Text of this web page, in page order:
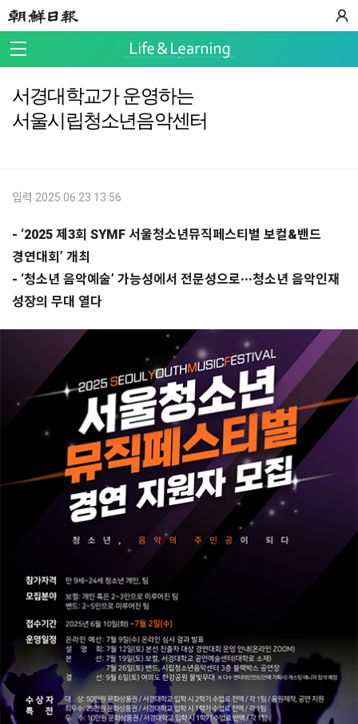
서경대학교가 운영하는
서울시립청소년음악센터
입력 2025.06.23 13:56
- ‘2025 제3회 SYMF 서울청소년뮤직페스티벌 보컬&밴드
경연대회’ 개최
- ‘청소년 음악예술’ 가능성에서 전문성으로···청소년 음악인재
성장의 무대 열다